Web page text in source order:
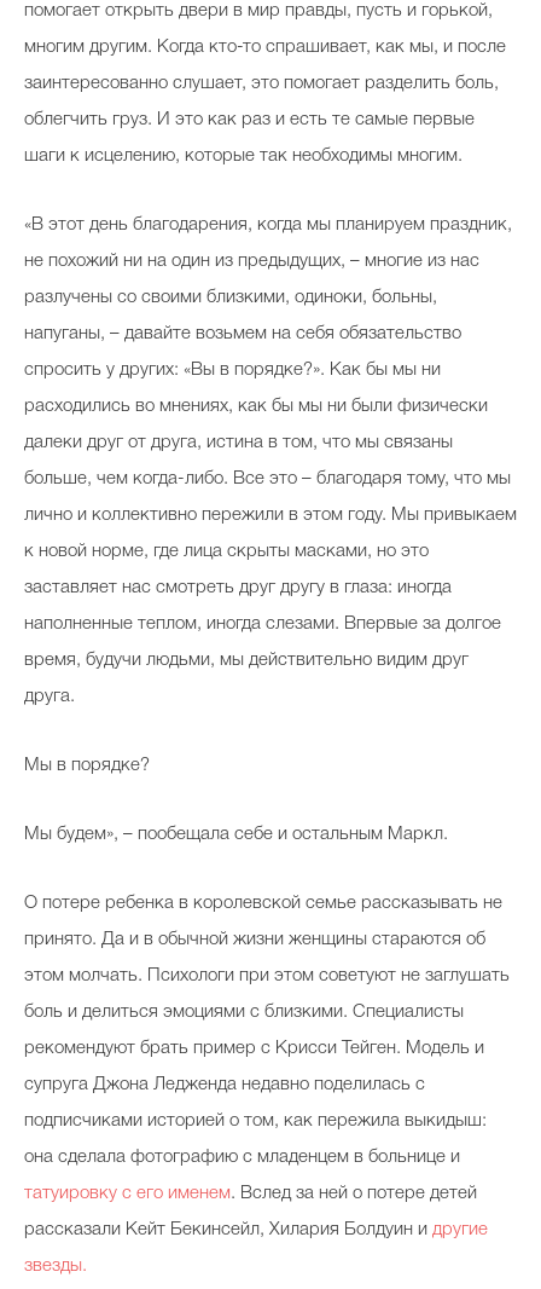
помогает открыть двери в мир правды, пусть и горькой,
многим другим. Когда кто-то спрашивает, как мы, и после
заинтересованно слушает, это помогает разделить боль,
облегчить груз. И это как раз и есть те самые первые
шаги к исцелению, которые так необходимы многим.
«В этот день благодарения, когда мы планируем праздник,
не похожий ни на один из предыдущих, – многие из нас
разлучены со своими близкими, одиноки, больны,
напуганы, – давайте возьмем на себя обязательство
спросить у других: «Вы в порядке?». Как бы мы ни
расходились во мнениях, как бы мы ни были физически
далеки друг от друга, истина в том, что мы связаны
больше, чем когда-либо. Все это – благодаря тому, что мы
лично и коллективно пережили в этом году. Мы привыкаем
к новой норме, где лица скрыты масками, но это
заставляет нас смотреть друг другу в глаза: иногда
наполненные теплом, иногда слезами. Впервые за долгое
время, будучи людьми, мы действительно видим друг
друга.
Мы в порядке?
Мы будем», – пообещала себе и остальным Маркл.
О потере ребенка в королевской семье рассказывать не
принято. Да и в обычной жизни женщины стараются об
этом молчать. Психологи при этом советуют не заглушать
боль и делиться эмоциями с близкими. Специалисты
рекомендуют брать пример с Крисси Тейген. Модель и
супруга Джона Ледженда недавно поделилась с
подписчиками историей о том, как пережила выкидыш:
она сделала фотографию с младенцем в больнице и
татуировку с его именем. Вслед за ней о потере детей
рассказали Кейт Бекинсейл, Хилария Болдуин и другие
звезды.